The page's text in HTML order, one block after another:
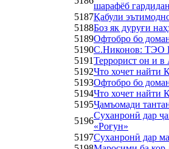
шарафёб
5187Қабули
5188Боз як дуруғи
5189Офтобро бо
5190С.Никонов: ТЭО
5191Террорист он и в
5192Что хочет найти
5193Офтобро бо
5194Что хочет найти
5195Ҷамъомади
5196
Суханронӣ дар
«Роғун»
5197Суханронӣ дар